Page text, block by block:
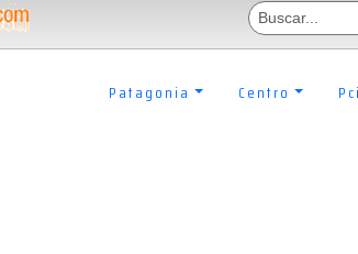
Patagonia Centro